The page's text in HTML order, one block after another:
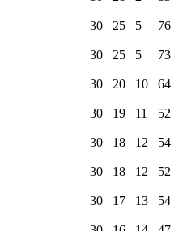
30 25 5 76
30 25 5 73
30 20 10 64
30 19 11 52
30 18 12 54
30 18 12 52
30 17 13 54